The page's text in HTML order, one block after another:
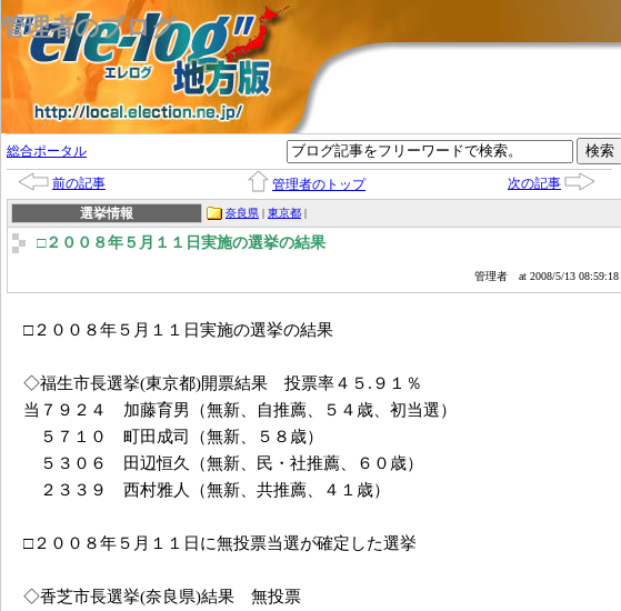
管理者のブログ
総合ポータル
前の記事 管理者のトップ
次の記事
選挙情報
奈良県 | 東京都 |
□２００８年５月１１日実施の選挙の結果
管理者 at 2008/5/13 08:59:18
□２００８年５月１１日実施の選挙の結果
◇福生市長選挙(東京都)開票結果 投票率４５.９１％
当７９２４ 加藤育男（無新、自推薦、５４歳、初当選）
５７１０ 町田成司（無新、５８歳）
５３０６ 田辺恒久（無新、民・社推薦、６０歳）
２３３９ 西村雅人（無新、共推薦、４１歳）
□２００８年５月１１日に無投票当選が確定した選挙
◇香芝市長選挙(奈良県)結果 無投票